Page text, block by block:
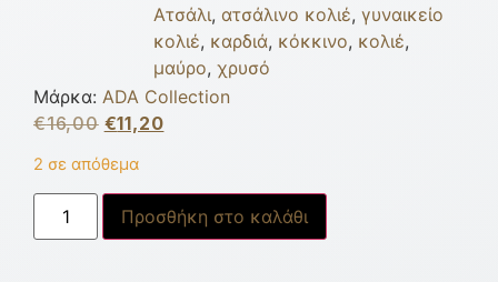
Ατσάλι, ατσάλινο κολιέ, γυναικείο
κολιέ, καρδιά, κόκκινο, κολιέ,
μαύρο, χρυσό
Μάρκα: ADA Collection
€16,00 €11,20
2 σε απόθεμα
Προσθήκη στο καλάθι